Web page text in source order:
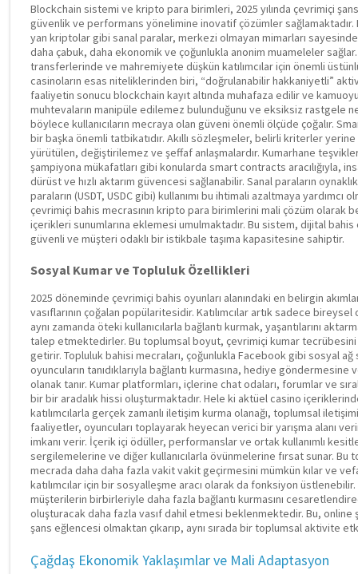
Blockchain sistemi ve kripto para birimleri, 2025 yılında çevrimiçi
güvenlik ve performans yönelimine inovatif çözümler
yan kriptolar gibi sanal paralar, merkezi olmayan mimarları
daha çabuk, daha ekonomik ve çoğunlukla anonim muameleler
transferlerinde ve mahremiyete düşkün katılımcılar için önemli
casinoların esas niteliklerinden biri, “doğrulanabilir hakkaniyetli”
faaliyetin sonucu blockchain kayıt altında muhafaza edilir ve
muhtevaların manipüle edilemez bulunduğunu ve eksiksiz rastgele
böylece kullanıcıların mecraya olan güveni önemli ölçüde çoğalır.
bir başka önemli tatbikatıdır. Akıllı sözleşmeler, belirli kriterler
yürütülen, değiştirilemez ve şeffaf anlaşmalardır. Kumarhane
şampiyona mükafatları gibi konularda smart contracts aracılığıyla,
dürüst ve hızlı aktarım güvencesi sağlanabilir. Sanal paraların
paraların (USDT, USDC gibi) kullanımı bu ihtimali azaltmaya yardımcı
çevrimiçi bahis mecrasının kripto para birimlerini mali çözüm olarak
içerikleri sunumlarına eklemesi umulmaktadır. Bu sistem, dijital
güvenli ve müşteri odaklı bir istikbale taşıma kapasitesine sahiptir.
Sosyal Kumar ve Topluluk Özellikleri
2025 döneminde çevrimiçi bahis oyunları alanındaki en belirgin
vasıflarının çoğalan popülaritesidir. Katılımcılar artık sadece bireysel
aynı zamanda öteki kullanıcılarla bağlantı kurmak, yaşantılarını
talep etmektedirler. Bu toplumsal boyut, çevrimiçi kumar
getirir. Topluluk bahisi mecraları, çoğunlukla Facebook gibi sosyal
oyuncuların tanıdıklarıyla bağlantı kurmasına, hediye göndermesine
olanak tanır. Kumar platformları, içlerine chat odaları, forumlar ve
bir bir aradalık hissi oluşturmaktadır. Hele ki aktüel casino
katılımcılarla gerçek zamanlı iletişim kurma olanağı, toplumsal
faaliyetler, oyuncuları toplayarak heyecan verici bir yarışma alanı
imkanı verir. İçerik içi ödüller, performanslar ve ortak kullanımlı
sergilemelerine ve diğer kullanıcılarla övünmelerine fırsat sunar. Bu
mecrada daha daha fazla vakit vakit geçirmesini mümkün kılar ve
katılımcılar için bir sosyalleşme aracı olarak da fonksiyon üstlenebilir.
müşterilerin birbirleriyle daha fazla bağlantı kurmasını
oluşturacak daha fazla vasıf dahil etmesi beklenmektedir. Bu,
şans eğlencesi olmaktan çıkarıp, aynı sırada bir toplumsal aktivite
Çağdaş Ekonomik Yaklaşımlar ve Mali Adaptasyon